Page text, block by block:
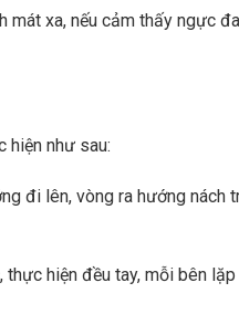
xa, nếu cảm thấy ngực
hiện như sau:
đi lên, vòng ra hướng nách
hiện đều tay, mỗi bên